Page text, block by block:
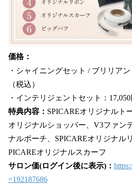
価格：
・シャイニングセット / ブリリア
（税込）
・インテリジェントセット：17,050
特典内容： SPICAREオリジナルト
オリジナルショッパー、V3ファン
ナルポーチ、SPICAREオリジナル
PICAREオリジナルスカーフ
サロン価(ログイン後に表示)：
=192187686